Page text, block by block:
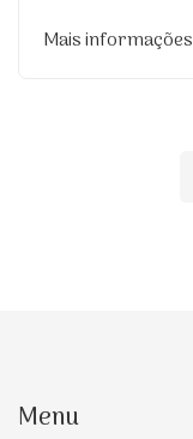
Mais informações
Menu